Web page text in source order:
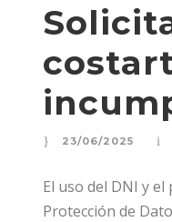
23/06/2025
El uso del DNI y
Protección de